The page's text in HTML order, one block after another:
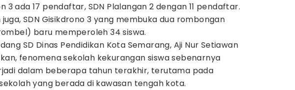
3 ada 17 pendaftar, SDN Plalangan 2 dengan 11 pendaftar.
juga, SDN Gisikdrono 3 yang membuka dua rombongan
baru memperoleh 34 siswa.
SD Dinas Pendidikan Kota Semarang, Aji Nur Setiawan
fenomena sekolah kekurangan siswa sebenarnya
dalam beberapa tahun terakhir, terutama pada
yang berada di kawasan tengah kota.